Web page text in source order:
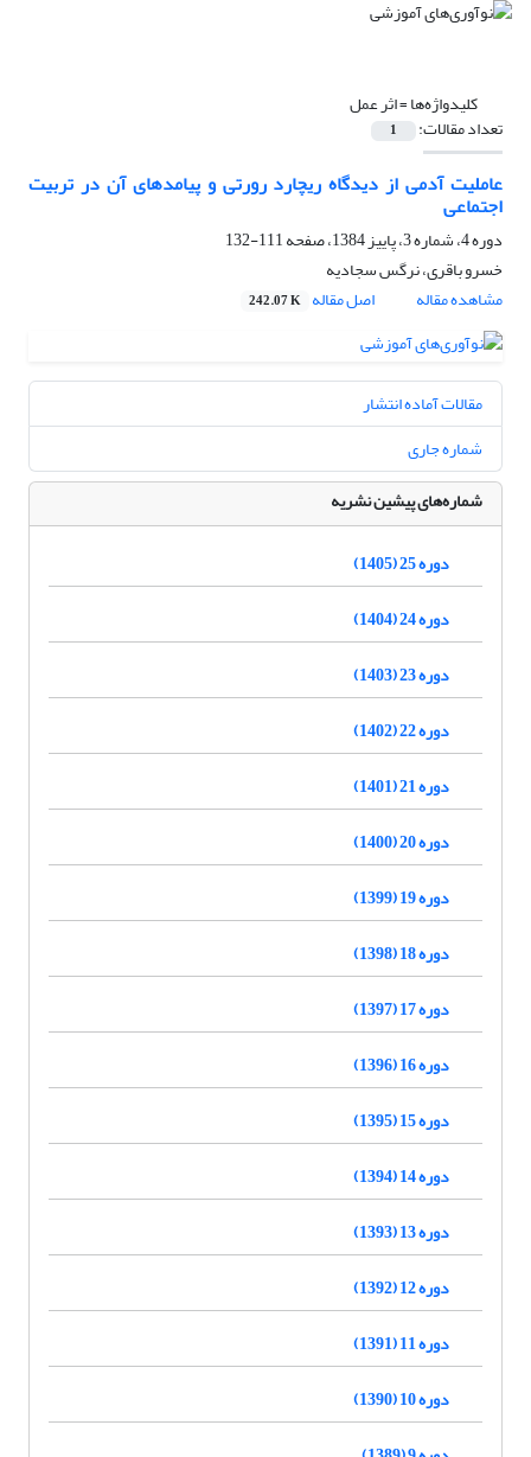
کلیدواژه‌ها =اثر عمل
تعداد مقالات: 1
عاملیت آدمی از دیدگاه ریچارد رورتی و پیامدهای آن در تربیت
اجتماعی
دوره 4، شماره 3، پاییز 1384، صفحه
111-132
خسرو باقری، نرگس سجادیه
مشاهده مقاله
اصل مقاله 242.07 K
مقالات آماده انتشار
شماره جاری
شماره‌های پیشین نشریه
دوره 25 (1405)
دوره 24 (1404)
دوره 23 (1403)
دوره 22 (1402)
دوره 21 (1401)
دوره 20 (1400)
دوره 19 (1399)
دوره 18 (1398)
دوره 17 (1397)
دوره 16 (1396)
دوره 15 (1395)
دوره 14 (1394)
دوره 13 (1393)
دوره 12 (1392)
دوره 11 (1391)
دوره 10 (1390)